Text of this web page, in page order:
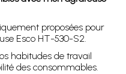
proposées pour
Esco HT-530-S2.
habitudes de travail
des consommables.